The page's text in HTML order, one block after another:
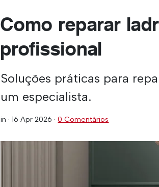
Como reparar
profissional
Soluções práticas para
um especialista.
in ·16 Apr 2026 ·0 Comentários